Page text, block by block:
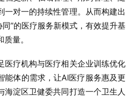
一对一的持续性管理。从而构建出
”的医疗服务新模式，有效提升基
量。
医疗机构与医疗相关企业训练优化
能体的需求，让AI医疗服务惠及更
海淀区卫健委共同打造一个卫生人